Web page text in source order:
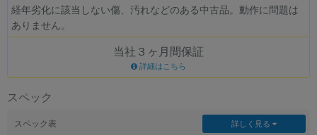
経年劣化に該当しない傷、汚れなどのある中古品。動作に問題は
ありません。
当社３ヶ月間保証
詳細はこちら
スペック
スペック表 詳しく見る
~